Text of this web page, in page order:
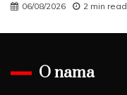
06/08/2026 2 min read
O nama